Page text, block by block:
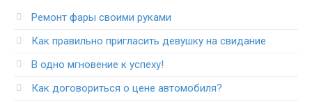
Ремонт фары своими руками
Как правильно пригласить девушку на свидание
В одно мгновение к успеху!
Как договориться о цене автомобиля?